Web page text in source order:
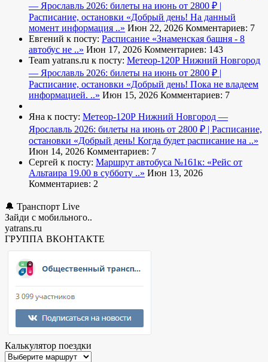
— Ярославль 2026: билеты на июнь от 2800 ₽ |
Расписание, остановки «Добрый день! На данный
момент информация ..» Июн 22, 2026 Комментариев: 7
Евгений к посту: Расписание «Знаменская башня - 8
автобус не ..» Июн 17, 2026 Комментариев: 143
Team yatrans.ru к посту: Метеор-120Р Нижний Новгород
— Ярославль 2026: билеты на июнь от 2800 ₽ |
Расписание, остановки «Добрый день! Пока не владеем
информацией. ..» Июн 15, 2026 Комментариев: 7
Яна к посту: Метеор-120Р Нижний Новгород —
Ярославль 2026: билеты на июнь от 2800 ₽ | Расписание,
остановки «Добрый день! Когда будет расписание на ..»
Июн 14, 2026 Комментариев: 7
Сергей к посту: Маршрут автобуса №161к: «Рейс от
Альтаира 19.00 в субботу ..» Июн 13, 2026
Комментариев: 2
🔔 Транспорт Live
Зайди с мобильного..
yatrans.ru
ГРУППА ВКОНТАКТЕ
Калькулятор поездки